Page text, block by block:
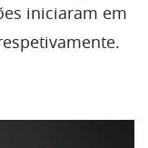
iniciaram em